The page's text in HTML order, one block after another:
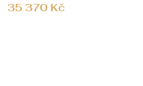
35 370 Kč